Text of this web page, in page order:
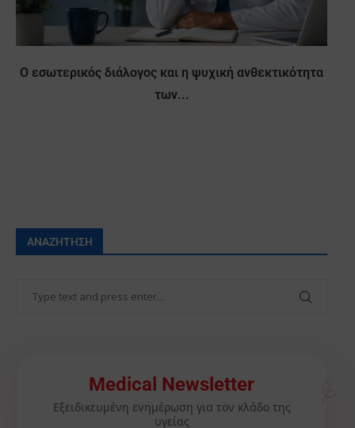
Ο εσωτερικός διάλογος και η ψυχική ανθεκτικότητα
των...
ΑΝΑΖΉΤΗΣΗ
Medical Newsletter
Εξειδικευμένη ενημέρωση για τον κλάδο της
υγείας